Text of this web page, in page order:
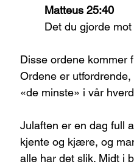
Matteus 25:40
Det du gjorde
Disse ordene kommer
Ordene er
«de minste» i vår
Julaften er en dag full
kjente og kjære, og
alle har det slik. Midt i